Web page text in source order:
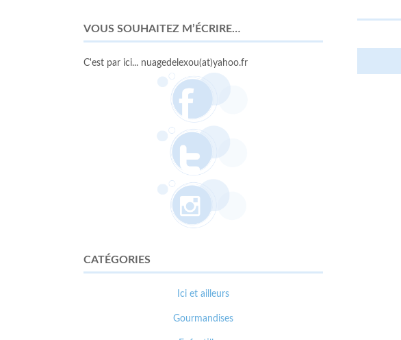
VOUS SOUHAITEZ M’ÉCRIRE…
C'est par ici... nuagedelexou(at)yahoo.fr
CATÉGORIES
Ici et ailleurs
Gourmandises